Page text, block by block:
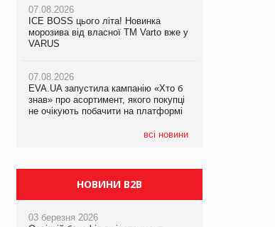
07.08.2026
ICE BOSS цього літа! Новинка
морозива від власної ТМ Varto вже у
VARUS
07.08.2026
EVA.UA запустила кампанію «Хто б
знав» про асортимент, якого покупці
не очікують побачити на платформі
всі новини
07.08.2026
ICE BOSS цього літа! Новинка
морозива від власної ТМ Varto вже у
VARUS
07.08.2026
EVA.UA запустила кампанію «Хто б
знав» про асортимент, якого покупці
не очікують побачити на платформі
07.08.2026
Франція заборонила рекламні дзвінки
НОВИНИ B2B
03 березня 2026